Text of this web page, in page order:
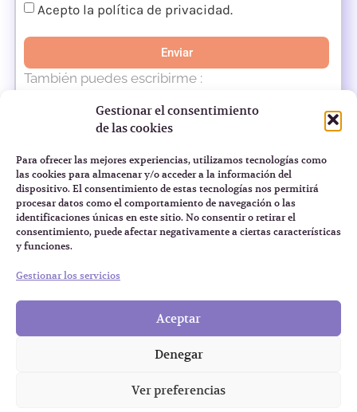
Gestionar el consentimiento
de las cookies
Para ofrecer las mejores experiencias, utilizamos tecnologías como
las cookies para almacenar y/o acceder a la información del
dispositivo. El consentimiento de estas tecnologías nos permitirá
procesar datos como el comportamiento de navegación o las
identificaciones únicas en este sitio. No consentir o retirar el
consentimiento, puede afectar negativamente a ciertas características
y funciones.
Gestionar los servicios
Aceptar
Denegar
Ver preferencias
Acepto la política de privacidad.
Enviar
También puedes escribirme :
Información de la protección de datos
tienes...